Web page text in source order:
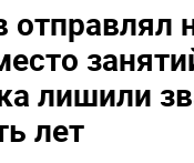
отправлял
лишили
лет